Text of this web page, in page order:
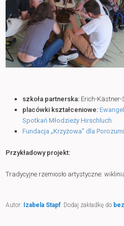
szkoła partnerska:Erich-Kästner-
placówki kształceniowe:
Spotkań Młodzieży Hirschluch
Fundacja „Krzyżowa” dla
Przykładowy projekt:
Tradycyjne rzemiosło artystyczne:
Autor: Izabela Stapf. Dodaj zakładkę do